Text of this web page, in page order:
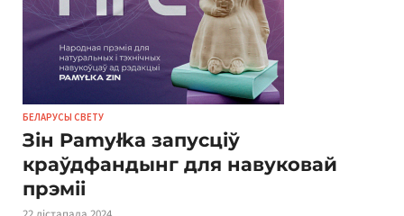
БЕЛАРУСЫ СВЕТУ
Зін Pamyłka запусціў
краўдфандынг для навуковай
прэміі